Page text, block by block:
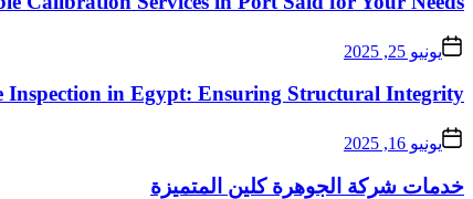
يونيو 25, 2025
Inspection in Egypt: Ensuring Structural Integrity
يونيو 16, 2025
خدمات شركة الجوهرة كلين المتميزة